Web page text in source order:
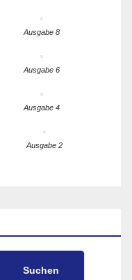
Ausgabe 8
Ausgabe 6
Ausgabe 4
Ausgabe 2
Suchen